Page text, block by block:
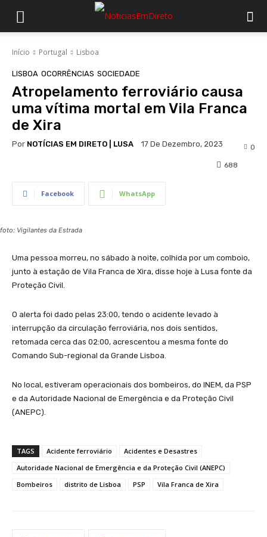
Início Portugal Lisboa
LISBOA OCORRÊNCIAS SOCIEDADE
Atropelamento ferroviário causa
uma vítima mortal em Vila Franca
de Xira
Por NOTÍCIAS EM DIRETO | LUSA 17 De Dezembro, 2023 0
688
Facebook WhatsApp
foto: Vigilantes da Estrada
Uma pessoa morreu, no sábado à noite, colhida por um comboio,
junto à estação de Vila Franca de Xira, disse hoje à Lusa fonte da
Proteção Civil.
O alerta foi dado pelas 23:00, tendo o acidente levado à
interrupção da circulação ferroviária, nos dois sentidos,
retomada cerca das 02:00, acrescentou a mesma fonte do
Comando Sub-regional da Grande Lisboa.
No local, estiveram operacionais dos bombeiros, do INEM, da PSP
e da Autoridade Nacional de Emergência e da Proteção Civil
(ANEPC).
TAGS Acidente ferroviário
Acidentes e Desastres
Autoridade Nacional de Emergência e da Proteção Civil (ANEPC)
Bombeiros
distrito de Lisboa PSP Vila Franca de Xira